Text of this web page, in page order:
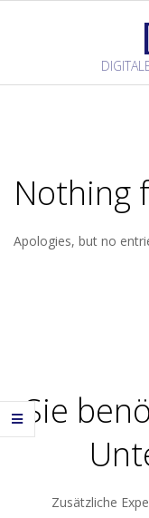
Nothing
Apologies, but no
Sie
Zusätzliche